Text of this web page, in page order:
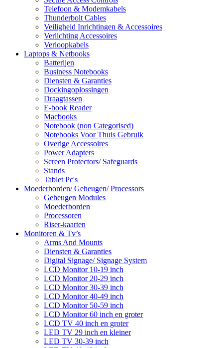
Telefoon & Modemkabels
Thunderbolt Cables
Veiligheid Inrichtingen & Accessoires
Verlichting Accessoires
Verloopkabels
Laptops & Netbooks
Batterijen
Business Notebooks
Diensten & Garanties
Dockingoplossingen
Draagtassen
E-book Reader
Macbooks
Notebook (non Categorised)
Notebooks Voor Thuis Gebruik
Overige Accessoires
Power Adapters
Screen Protectors/ Safeguards
Stands
Tablet Pc's
Moederborden/ Geheugen/ Processors
Geheugen Modules
Moederborden
Processoren
Riser-kaarten
Monitoren & Tv’s
Arms And Mounts
Diensten & Garanties
Digital Signage/ Signage System
LCD Monitor 10-19 inch
LCD Monitor 20-29 inch
LCD Monitor 30-39 inch
LCD Monitor 40-49 inch
LCD Monitor 50-59 inch
LCD Monitor 60 inch en groter
LCD TV 40 inch en groter
LED TV 29 inch en kleiner
LED TV 30-39 inch